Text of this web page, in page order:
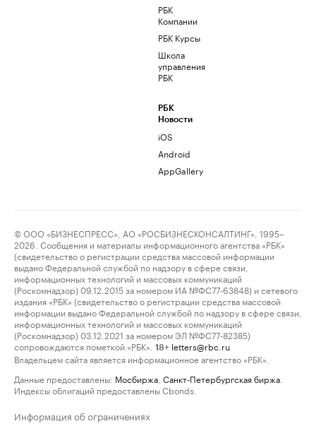
РБК
Компании
РБК Курсы
Школа
управления
РБК
РБК
Новости
iOS
Android
AppGallery
© ООО «БИЗНЕСПРЕСС», АО «РОСБИЗНЕСКОНСАЛТИНГ», 1995–
2026. Сообщения и материалы информационного агентства «РБК»
(свидетельство о регистрации средства массовой информации
выдано Федеральной службой по надзору в сфере связи,
информационных технологий и массовых коммуникаций
(Роскомнадзор) 09.12.2015 за номером ИА №ФС77-63848) и сетевого
издания «РБК» (свидетельство о регистрации средства массовой
информации выдано Федеральной службой по надзору в сфере связи,
информационных технологий и массовых коммуникаций
(Роскомнадзор) 03.12.2021 за номером ЭЛ №ФС77-82385)
сопровождаются пометкой «РБК».
18+ letters@rbc.ru
Владельцем сайта является информационное агентство «РБК».
Данные предоставлены: Мосбиржа Санкт-Петербургская биржа
Индексы облигаций предоставлены Cbonds.
Информация об ограничениях